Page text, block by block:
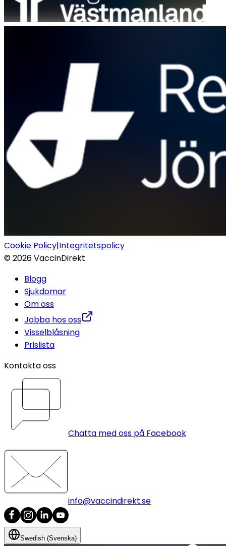
Cookie Policy|Integritetspolicy
©2026VaccinDirekt
Blogg
Sjukdomar
Om oss
Jobba hos oss
Visselblåsning
Prislista
Kontakta oss
Chatta med oss på Facebook
info@vaccindirekt.se
Swedish (Svenska)